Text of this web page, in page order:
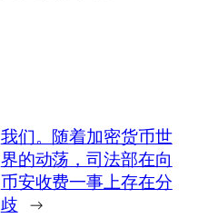
我们。随着加密货币世
界的动荡，司法部在向
币安收费一事上存在分
歧 →